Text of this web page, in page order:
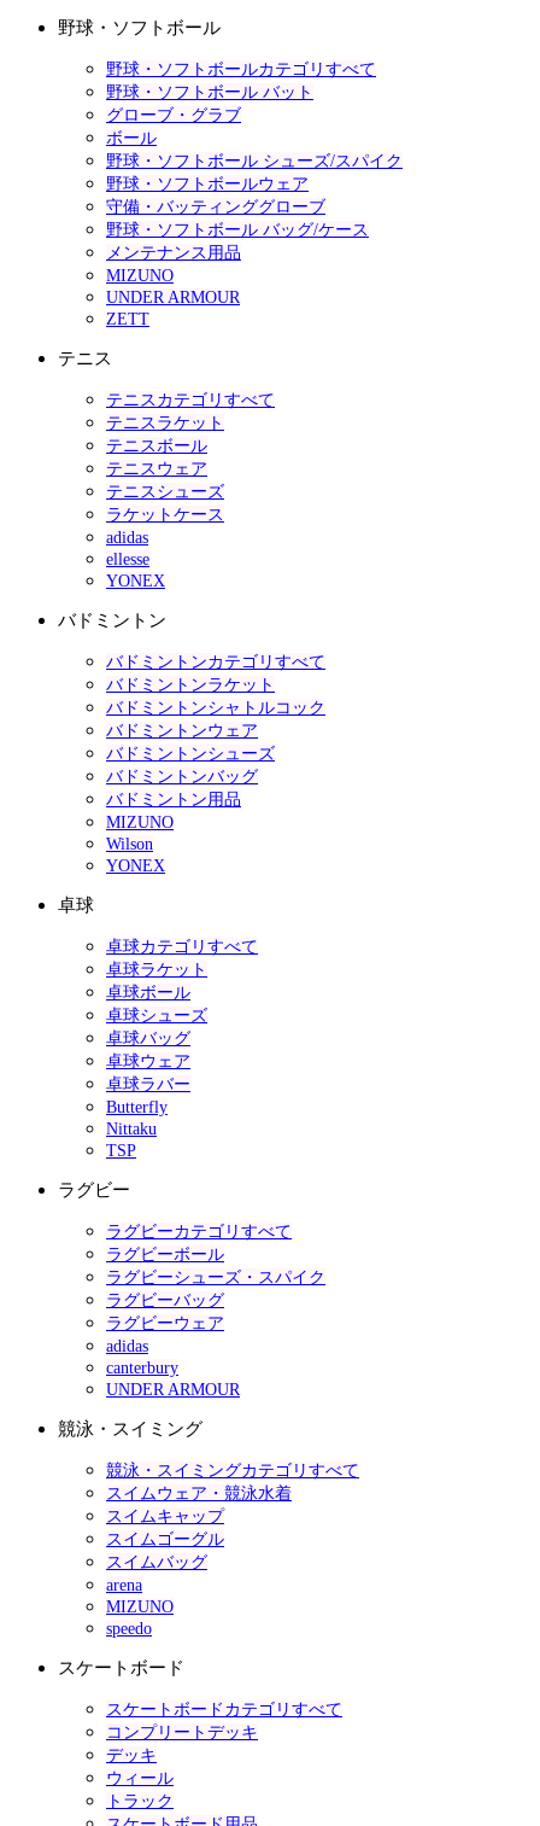
野球・ソフトボール
野球・ソフトボールカテゴリすべて
野球・ソフトボール バット
グローブ・グラブ
ボール
野球・ソフトボール シューズ/スパイク
野球・ソフトボールウェア
守備・バッティンググローブ
野球・ソフトボール バッグ/ケース
メンテナンス用品
MIZUNO
UNDER ARMOUR
ZETT
テニス
テニスカテゴリすべて
テニスラケット
テニスボール
テニスウェア
テニスシューズ
ラケットケース
adidas
ellesse
YONEX
バドミントン
バドミントンカテゴリすべて
バドミントンラケット
バドミントンシャトルコック
バドミントンウェア
バドミントンシューズ
バドミントンバッグ
バドミントン用品
MIZUNO
Wilson
YONEX
卓球
卓球カテゴリすべて
卓球ラケット
卓球ボール
卓球シューズ
卓球バッグ
卓球ウェア
卓球ラバー
Butterfly
Nittaku
TSP
ラグビー
ラグビーカテゴリすべて
ラグビーボール
ラグビーシューズ・スパイク
ラグビーバッグ
ラグビーウェア
adidas
canterbury
UNDER ARMOUR
競泳・スイミング
競泳・スイミングカテゴリすべて
スイムウェア・競泳水着
スイムキャップ
スイムゴーグル
スイムバッグ
arena
MIZUNO
speedo
スケートボード
スケートボードカテゴリすべて
コンプリートデッキ
デッキ
ウィール
トラック